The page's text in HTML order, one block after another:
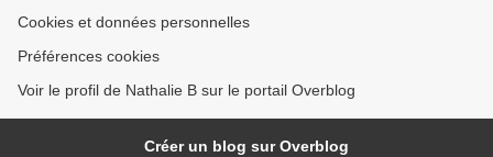
Cookies et données personnelles
Préférences cookies
Voir le profil de Nathalie B sur le portail Overblog
Créer un blog sur Overblog